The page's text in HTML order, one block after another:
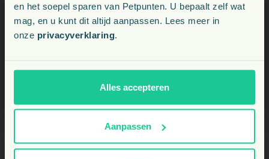
en het soepel sparen van Petpunten. U bepaalt zelf wat
mag, en u kunt dit altijd aanpassen. Lees meer in
onze privacyverklaring
Alles accepteren
Aanpassen
Bevat Care+ Konijn Junior kunstmatige
kleurstoffen?
Kies uw land:
NL